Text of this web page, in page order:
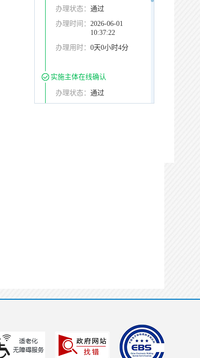
办理状态： 通过
办理时间： 2026-06-01
10:37:22
办理用时： 0天0小时4分
实施主体在线确认
办理状态： 通过